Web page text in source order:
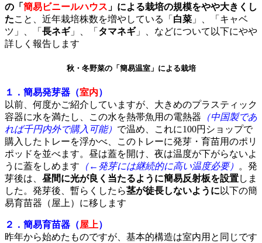
の「 簡易ビニールハウス 」による栽培の規模をやや大きくし
たこと、近年栽培株数を増やしている「 白菜 」、「キャベ
ツ」、「 長ネギ」、「 タマネギ」、などについて以下にやや
詳しく報告します
秋・冬野菜の「簡易温室」による栽培
１．簡易発芽器（室内）
以前、何度かご紹介していますが、大きめのプラスティック
容器に水を満たし、この水を熱帯魚用の電熱器 （中国製であ
れば千円内外で購入可能） で温め、これに100円ショップで
購入したトレーを浮かべ、このトレーに発芽・育苗用のポリ
ポッドを並べます。昼は蓋を開け、夜は温度が下がらないよ
うに蓋をしめます （←発芽には継続的に高い温度必要） 。発
芽後は、 昼間に光が良く当たるように簡易反射板を設置しま
した。発芽後、暫らくしたら茎が徒長しないように以下の簡
易育苗器（屋上）に移します
２．簡易育苗器（屋上）
昨年から始めたものですが、基本的構造は室内用と同じです